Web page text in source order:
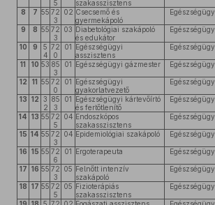
5
szakasszisztens
8
7 55 72
3
02 Csecsemő és
gyermekápoló
Egészségügy
9
8 55 72
3
03 Diabetológiai szakápoló
és edukátor
Egészségügy
10
9
5
4
72
0
01 Egészségügyi
asszisztens
Egészségügy
11
10 53 85
3
01 Egészségügyi gázmester Egészségügy
12
11 55 72
0
01 Egészségügyi
gyakorlatvezető
Egészségügy
13 12 3
2
85
3
01 Egészségügyi kártevőírtó
és fertőtlenítő
Egészségügy
14 13 55 72
5
04 Endoszkópos
szakasszisztens
Egészségügy
15 14 55 72
3
04 Epidemiológiai szakápoló Egészségügy
16 15 55 72
6
01 Ergoterapeuta Egészségügy
17 16 55 72
3
05 Felnőtt intenzív
szakápoló
Egészségügy
18 17 55 72
5
05 Fizioterápiás
szakasszisztens
Egészségügy